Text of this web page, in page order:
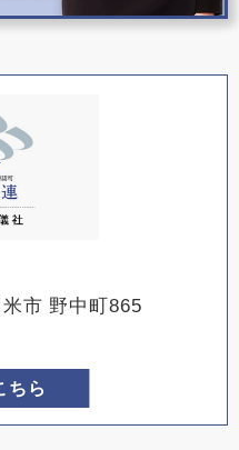
市 野中町865
ちら